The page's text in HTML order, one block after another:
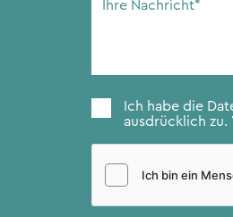
Zustimmung*
Ich habe die
ausdrücklich